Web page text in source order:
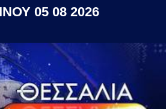
05 08 2026